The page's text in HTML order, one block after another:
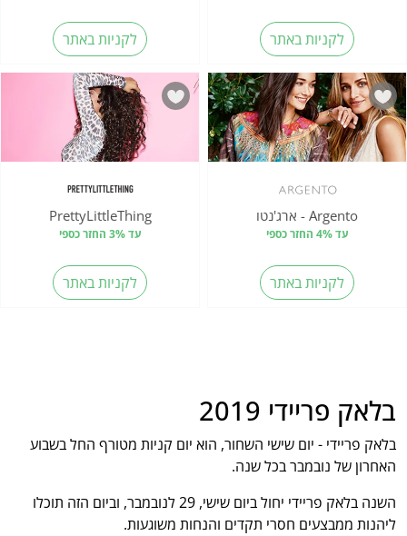
לקניות באתר לקניות באתר
Argento - ארג'נטו
עד 4% החזר כספי
לקניות באתר
PrettyLittleThing
עד 3% החזר כספי
לקניות באתר
בלאק פריידי 2019
בלאק פריידי - יום שישי השחור, הוא יום קניות מטורף החל בשבוע
האחרון של נובמבר בכל שנה.
השנה בלאק פריידי יחול ביום שישי, 29 לנובמבר, וביום הזה תוכלו
ליהנות ממבצעים חסרי תקדים והנחות משוגעות.